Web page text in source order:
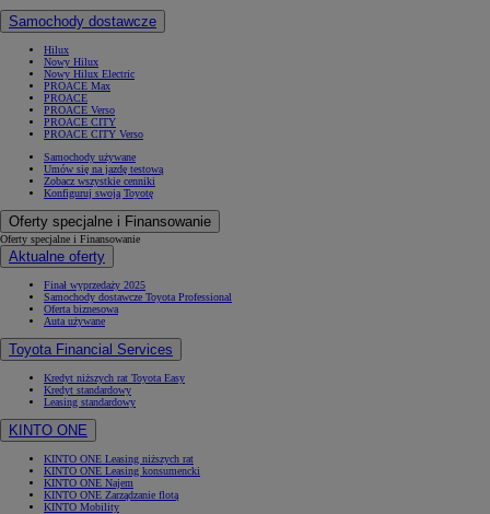
Samochody dostawcze
Hilux
Nowy Hilux
Nowy Hilux Electric
PROACE Max
PROACE
PROACE Verso
PROACE CITY
PROACE CITY Verso
Samochody używane
Umów się na jazdę testową
Zobacz wszystkie cenniki
Konfiguruj swoją Toyotę
Oferty specjalne i Finansowanie
Oferty specjalne i Finansowanie
Aktualne oferty
Finał wyprzedaży 2025
Samochody dostawcze Toyota Professional
Oferta biznesowa
Auta używane
Toyota Financial Services
Kredyt niższych rat Toyota Easy
Kredyt standardowy
Leasing standardowy
KINTO ONE
KINTO ONE Leasing niższych rat
KINTO ONE Leasing konsumencki
KINTO ONE Najem
KINTO ONE Zarządzanie flotą
KINTO Mobility